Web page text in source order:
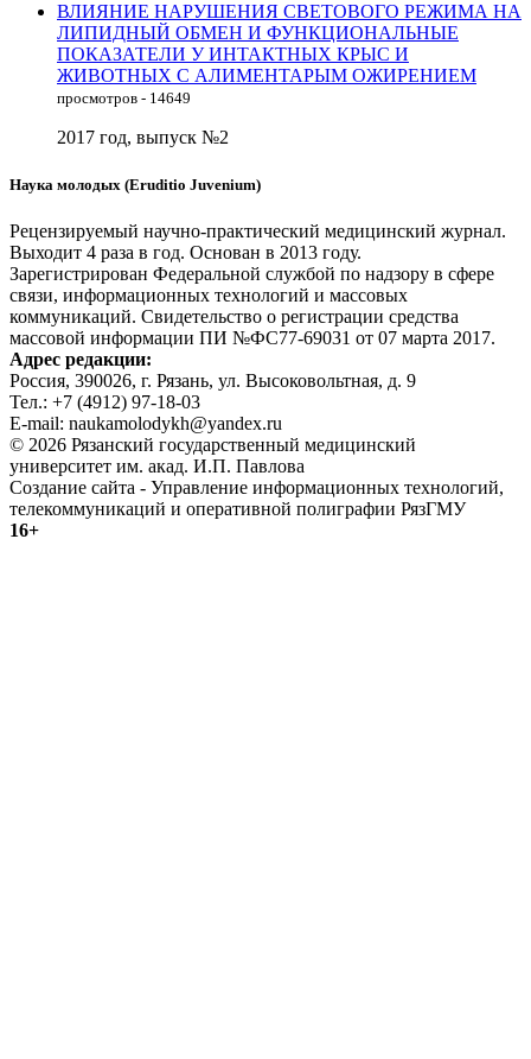
ВЛИЯНИЕ НАРУШЕНИЯ СВЕТОВОГО РЕЖИМА НА
ЛИПИДНЫЙ ОБМЕН И ФУНКЦИОНАЛЬНЫЕ
ПОКАЗАТЕЛИ У ИНТАКТНЫХ КРЫС И
ЖИВОТНЫХ С АЛИМЕНТАРЫМ ОЖИРЕНИЕМ
просмотров - 14649
2017 год, выпуск №2
Наука молодых (Eruditio Juvenium)
Рецензируемый научно-практический медицинский журнал.
Выходит 4 раза в год. Основан в 2013 году.
Зарегистрирован Федеральной службой по надзору в сфере
связи, информационных технологий и массовых
коммуникаций. Свидетельство о регистрации средства
массовой информации ПИ №ФС77-69031 от 07 марта 2017.
Адрес редакции:
Россия, 390026, г. Рязань, ул. Высоковольтная, д. 9
Тел.: +7 (4912) 97-18-03
E-mail: naukamolodykh@yandex.ru
© 2026 Рязанский государственный медицинский
университет им. акад. И.П. Павлова
Создание сайта - Управление информационных технологий,
телекоммуникаций и оперативной полиграфии РязГМУ
16+